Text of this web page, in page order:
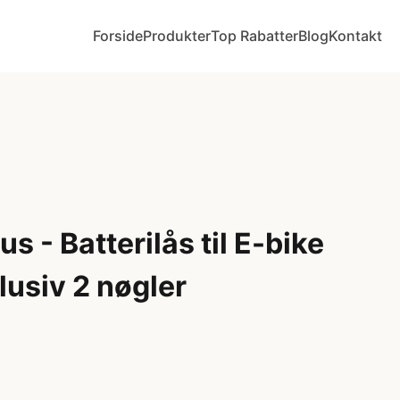
ForsideProdukterTop RabatterBlogKontakt
- Batterilås til E-bike
2 nøgler